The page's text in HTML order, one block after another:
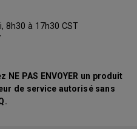
8h30 à 17h30 CST
PAS ENVOYER un produit
de service autorisé sans